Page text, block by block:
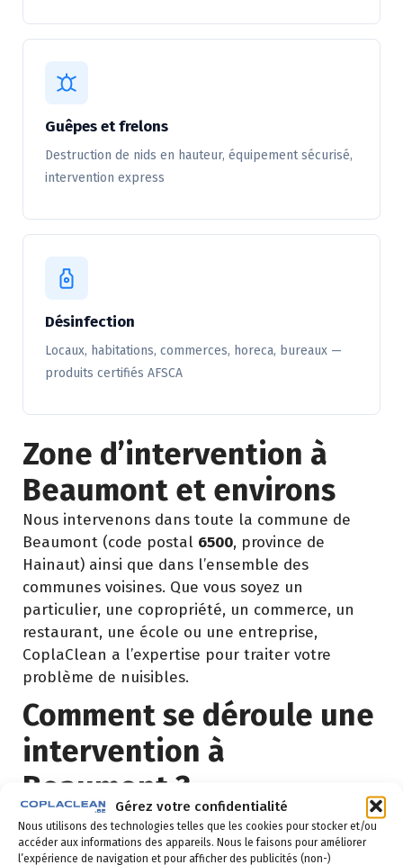
Gérez votre confidentialité
Nous utilisons des technologies telles que les cookies pour stocker et/ou
accéder aux informations des appareils. Nous le faisons pour améliorer
l’expérience de navigation et pour afficher des publicités (non-)
Guêpes et frelons
Destruction de nids en hauteur, équipement sécurisé,
intervention express
Désinfection
Locaux, habitations, commerces, horeca, bureaux —
produits certifiés AFSCA
Zone d’intervention à
Beaumont et environs
Nous intervenons dans toute la commune de
Beaumont (code postal 6500, province de
Hainaut) ainsi que dans l’ensemble des
communes voisines. Que vous soyez un
particulier, une copropriété, un commerce, un
restaurant, une école ou une entreprise,
CoplaClean a l’expertise pour traiter votre
problème de nuisibles.
Comment se déroule une
intervention à
Beaumont ?
Demande de devis: vous remplissez le
formulaire ci-dessous ou vous nous appelez au